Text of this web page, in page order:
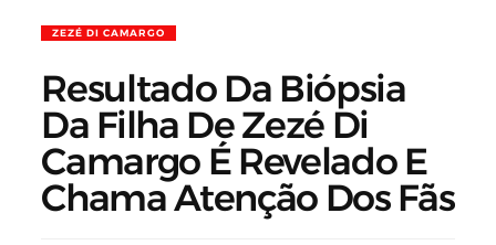
ZEZÉ DI CAMARGO
Resultado Da Biópsia
Da Filha De Zezé Di
Camargo É Revelado E
Chama Atenção Dos Fãs